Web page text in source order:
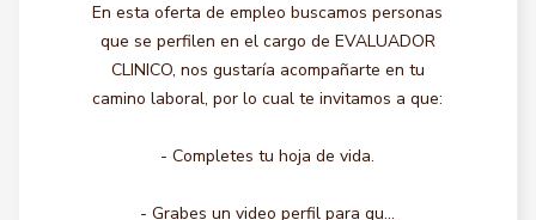
En esta oferta de empleo buscamos personas
que se perfilen en el cargo de EVALUADOR
CLINICO, nos gustaría acompañarte en tu
camino laboral, por lo cual te invitamos a que:
- Completes tu hoja de vida.
- Grabes un video perfil para qu...